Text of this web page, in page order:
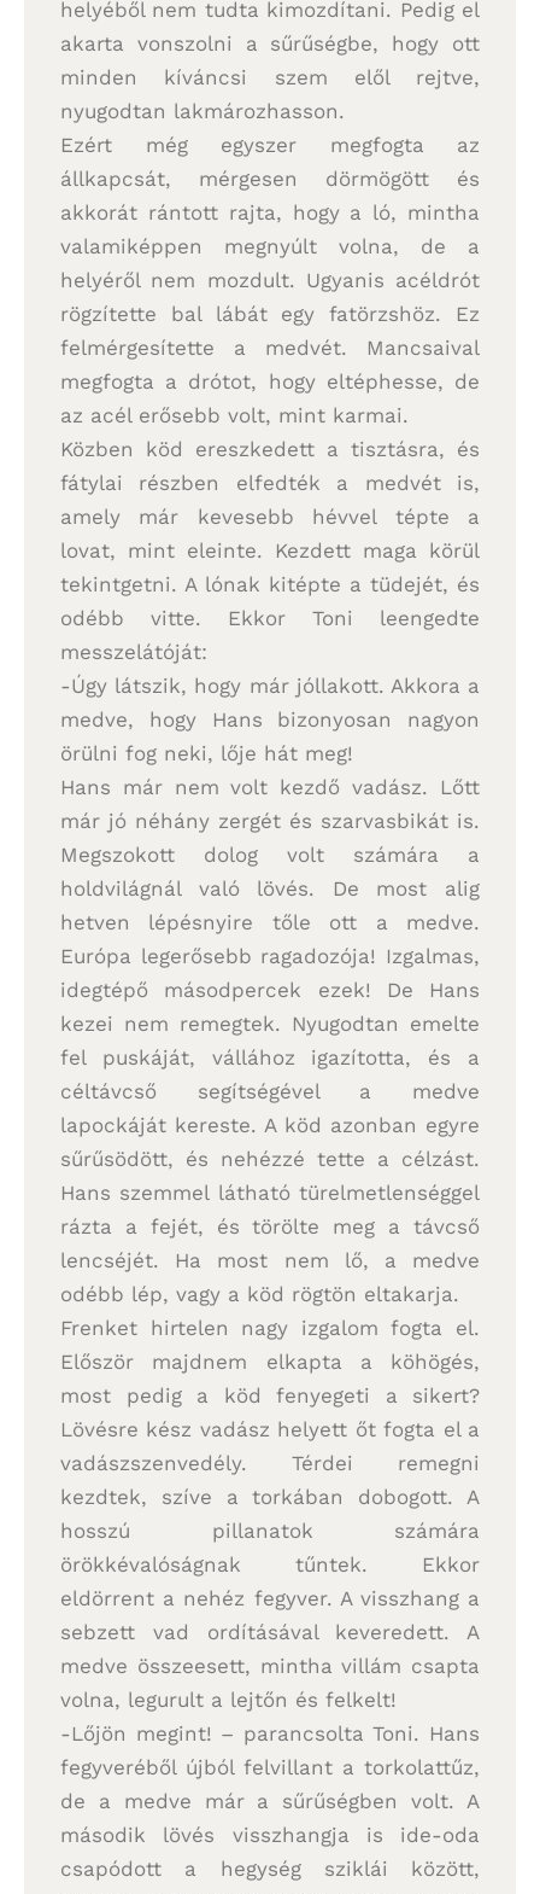
helyéből nem tudta kimozdítani. Pedig el
akarta vonszolni a sűrűségbe, hogy ott
minden kíváncsi szem elől rejtve,
nyugodtan lakmározhasson.
Ezért még egyszer megfogta az
állkapcsát, mérgesen dörmögött és
akkorát rántott rajta, hogy a ló, mintha
valamiképpen megnyúlt volna, de a
helyéről nem mozdult. Ugyanis acéldrót
rögzítette bal lábát egy fatörzshöz. Ez
felmérgesítette a medvét. Mancsaival
megfogta a drótot, hogy eltéphesse, de
az acél erősebb volt, mint karmai.
Közben köd ereszkedett a tisztásra, és
fátylai részben elfedték a medvét is,
amely már kevesebb hévvel tépte a
lovat, mint eleinte. Kezdett maga körül
tekintgetni. A lónak kitépte a tüdejét, és
odébb vitte. Ekkor Toni leengedte
messzelátóját:
-Úgy látszik, hogy már jóllakott. Akkora a
medve, hogy Hans bizonyosan nagyon
örülni fog neki, lője hát meg!
Hans már nem volt kezdő vadász. Lőtt
már jó néhány zergét és szarvasbikát is.
Megszokott dolog volt számára a
holdvilágnál való lövés. De most alig
hetven lépésnyire tőle ott a medve.
Európa legerősebb ragadozója! Izgalmas,
idegtépő másodpercek ezek! De Hans
kezei nem remegtek. Nyugodtan emelte
fel puskáját, vállához igazította, és a
céltávcső segítségével a medve
lapockáját kereste. A köd azonban egyre
sűrűsödött, és nehézzé tette a célzást.
Hans szemmel látható türelmetlenséggel
rázta a fejét, és törölte meg a távcső
lencséjét. Ha most nem lő, a medve
odébb lép, vagy a köd rögtön eltakarja.
Frenket hirtelen nagy izgalom fogta el.
Először majdnem elkapta a köhögés,
most pedig a köd fenyegeti a sikert?
Lövésre kész vadász helyett őt fogta el a
vadászszenvedély. Térdei remegni
kezdtek, szíve a torkában dobogott. A
hosszú pillanatok számára
örökkévalóságnak tűntek. Ekkor
eldörrent a nehéz fegyver. A visszhang a
sebzett vad ordításával keveredett. A
medve összeesett, mintha villám csapta
volna, legurult a lejtőn és felkelt!
-Lőjön megint! – parancsolta Toni. Hans
fegyveréből újból felvillant a torkolattűz,
de a medve már a sűrűségben volt. A
második lövés visszhangja is ide-oda
csapódott a hegység sziklái között,